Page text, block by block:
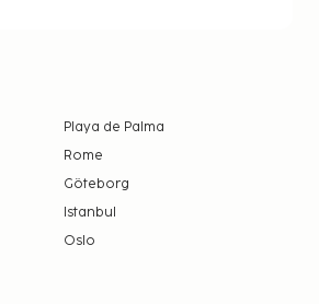
Playa de Palma
Rome
Göteborg
Istanbul
Oslo